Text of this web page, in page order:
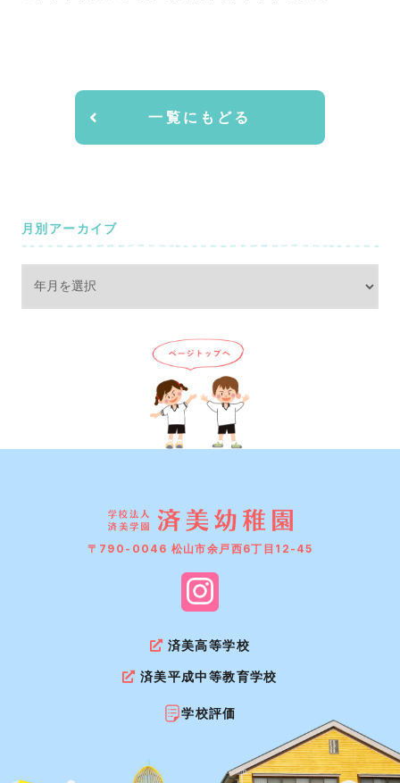
一覧にもどる
月別アーカイブ
〒790-0046 松山市余戸西6丁目12-45
済美高等学校
済美平成中等教育学校
学校評価